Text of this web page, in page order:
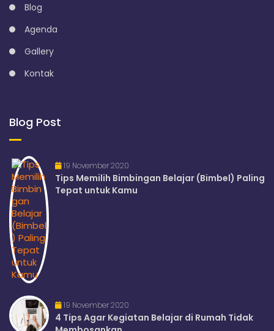
Blog
Agenda
Gallery
Kontak
Blog Post
19 November 2020
Tips Memilih Bimbingan Belajar (Bimbel) Paling
Tepat untuk Kamu
19 November 2020
4 Tips Agar Kegiatan Belajar di Rumah Tidak